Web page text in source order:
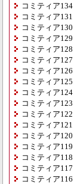
コミティア134
コミティア131
コミティア130
コミティア129
コミティア128
コミティア127
コミティア126
コミティア125
コミティア124
コミティア123
コミティア122
コミティア121
コミティア120
コミティア119
コミティア118
コミティア117
コミティア116